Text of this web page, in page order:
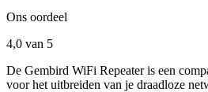
Ons oordeel
4,0 van 5
De Gembird WiFi Repeater is een
voor het uitbreiden van je draadloze